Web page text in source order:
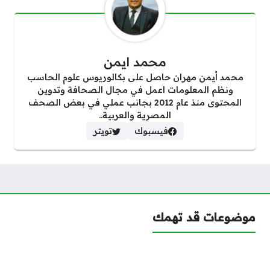
محمد ايمن
محمد أيمن مهران حاصل على بكالوريوس علوم الحاسب
ونظم المعلومات اعمل في مجال الصحافة وتدوين
المحتوى منذ عام 2012 بجانب عملي في بعض الصحف
المصرية والعربية..
فيسبوك
تويتر
موضوعات قد تهمك